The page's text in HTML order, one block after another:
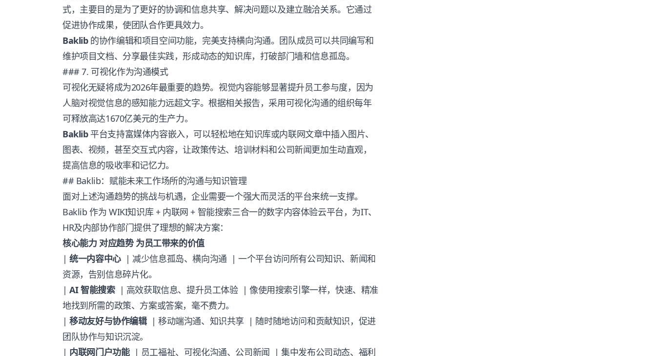
式，主要目的是为了更好的协调和信息共享、解决问题以及建立融洽关系。它通过
促进协作成果，使团队合作更具效力。
Baklib的协作编辑和项目空间功能，完美支持横向沟通。团队成员可以共同编写和
维护项目文档、分享最佳实践，形成动态的知识库，打破部门墙和信息孤岛。
### 7. 可视化作为沟通模式
可视化无疑将成为2026年最重要的趋势。视觉内容能够显著提升员工参与度，因为
人脑对视觉信息的感知能力远超文字。根据相关报告，采用可视化沟通的组织每年
可释放高达1670亿美元的生产力。
Baklib平台支持富媒体内容嵌入，可以轻松地在知识库或内联网文章中插入图片、
图表、视频，甚至交互式内容，让政策传达、培训材料和公司新闻更加生动直观，
提高信息的吸收率和记忆力。
## Baklib：赋能未来工作场所的沟通与知识管理
面对上述沟通趋势的挑战与机遇，企业需要一个强大而灵活的平台来统一支撑。
Baklib 作为 WIKI知识库 + 内联网 + 智能搜索三合一的数字内容体验云平台，为IT、
HR及内部协作部门提供了理想的解决方案：
核心能力 对应趋势 为员工带来的价值
|统一内容中心| 减少信息孤岛、横向沟通 | 一个平台访问所有公司知识、新闻和
资源，告别信息碎片化。
|AI 智能搜索| 高效获取信息、提升员工体验 | 像使用搜索引擎一样，快速、精准
地找到所需的政策、方案或答案，毫不费力。
|移动友好与协作编辑| 移动端沟通、知识共享 | 随时随地访问和贡献知识，促进
团队协作与知识沉淀。
| 内联网门户功能| 员工福祉、可视化沟通、公司新闻 | 集中发布公司动态、福利